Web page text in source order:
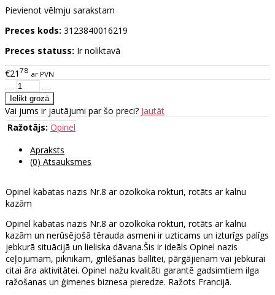
Pievienot vēlmju sarakstam
Preces kods: 3123840016219
Preces statuss: Ir noliktavā
€21 78 ar PVN
Vai jums ir jautājumi par šo preci? Jautāt
Ražotājs: Opinel
Apraksts
(0) Atsauksmes
Opinel kabatas nazis Nr.8 ar ozolkoka rokturi, rotāts ar kalnu
kazām
Opinel kabatas nazis Nr.8 ar ozolkoka rokturi, rotāts ar kalnu
kazām un nerūsējošā tērauda asmeni ir uzticams un izturīgs palīgs
jebkurā situācijā un lieliska dāvana.Šis ir ideāls Opinel nazis
ceļojumam, piknikam, grilēšanas ballītei, pārgājienam vai jebkurai
citai āra aktivitātei. Opinel nažu kvalitāti garantē gadsimtiem ilga
ražošanas un ģimenes biznesa pieredze. Ražots Francijā.